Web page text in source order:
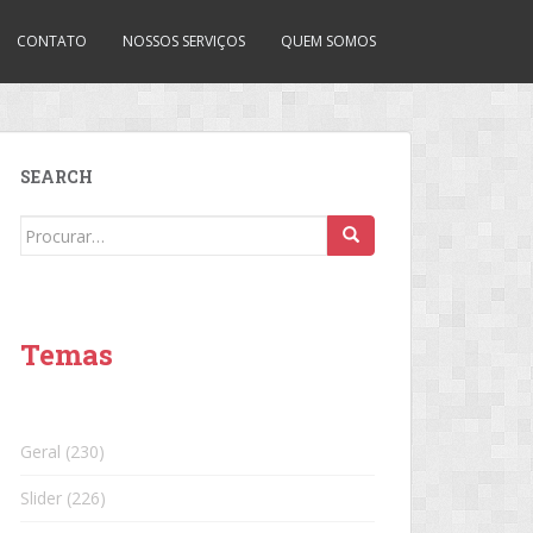
CONTATO NOSSOS SERVIÇOS QUEM SOMOS
SEARCH
Search
Temas
Geral (230)
Slider (226)